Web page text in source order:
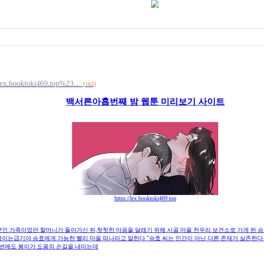
[163]
백서른아홉번째 밤 웹툰 미리보기 사이트
https://lex.booktoki469.top
가족이었던 할머니가 돌아가신 뒤,헛헛한 마음을 달래기 위해 시골 마을 천우리 보건소로 가게 된
는급기야 승효에게 가능한 빨리 마을 떠나라고 말한다 "승효 씨는 인간이 아닌 다른 존재가 실존한
에도 봉이가 도움의 손길을 내미는데